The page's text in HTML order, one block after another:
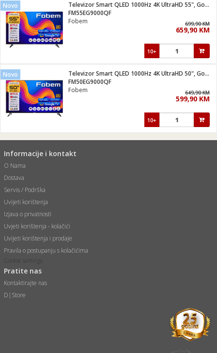
Novo
Televizor Smart QLED 1000Hz 4K UltraHD 55", Google TV
FM55EG9000QF
Fobem
699,90 KM
659,90 KM
10+
Novo
Televizor Smart QLED 1000Hz 4K UltraHD 50", Google TV
FM50EG9000QF
Fobem
649,90 KM
599,90 KM
10+
Informacije i kontakt
O Nama
Dostava
Servis / Podrška
Uvijeti korištenja
Izjava o privatnosti
Uvjeti korištenja - kolačići
Uvijeti korištenja i prodaje
Pravila o postupanju s kolačićima
Cookie settings
Pratite nas
Kontaktirajte nas
D|Store